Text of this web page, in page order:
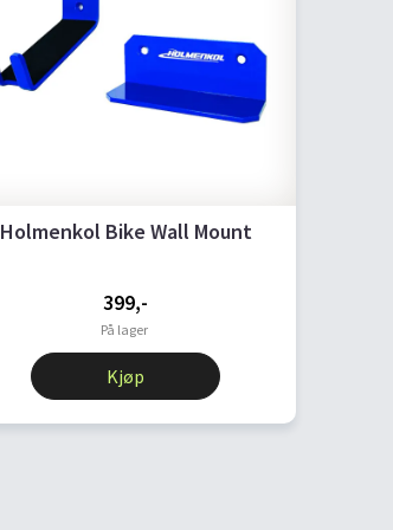
Holmenkol Bike Wall Mount
399,-
På lager
Kjøp